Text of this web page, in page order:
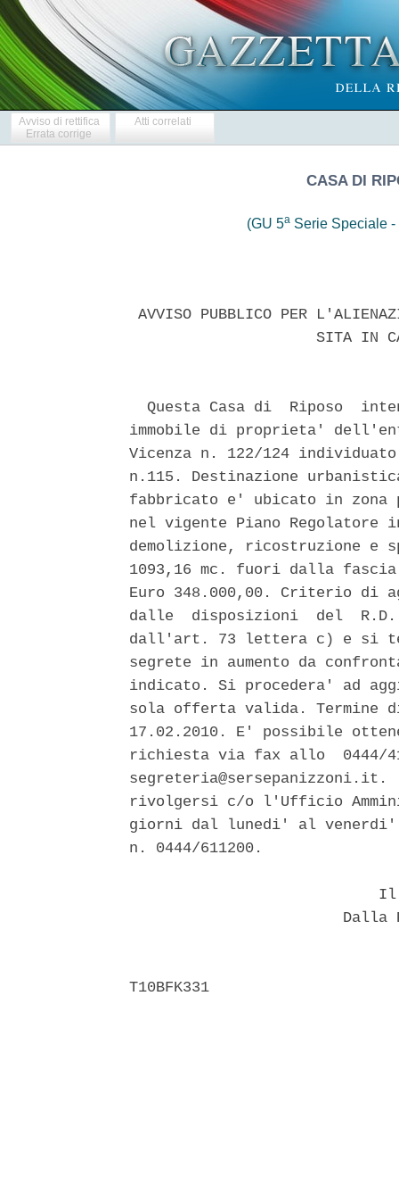
Avviso di rettifica
Errata corrige
Atti correlati
CASA DI
(GU 5a Serie Speciale
AVVISO PUBBLICO PER
SITA IN
Questa Casa di  Riposo
immobile di proprieta'
Vicenza n. 122/124
n.115. Destinazione
fabbricato e' ubicato in
nel vigente Piano
demolizione, ricostruzione e
1093,16 mc. fuori dalla
Euro 348.000,00. Criterio di
dalle  disposizioni  del
dall'art. 73 lettera c) e si
segrete in aumento da
indicato. Si procedera' ad
sola offerta valida.
17.02.2010. E' possibile
richiesta via fax allo  0444/
rivolgersi c/o l'Ufficio
giorni dal lunedi' al
n. 0444/611200.